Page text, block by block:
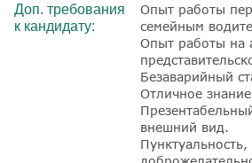
Доп. требования
к кандидату:
Опыт работы
семейным
Опыт работы на
Безаварийный
Отличное
внешний вид.
Пунктуальность,